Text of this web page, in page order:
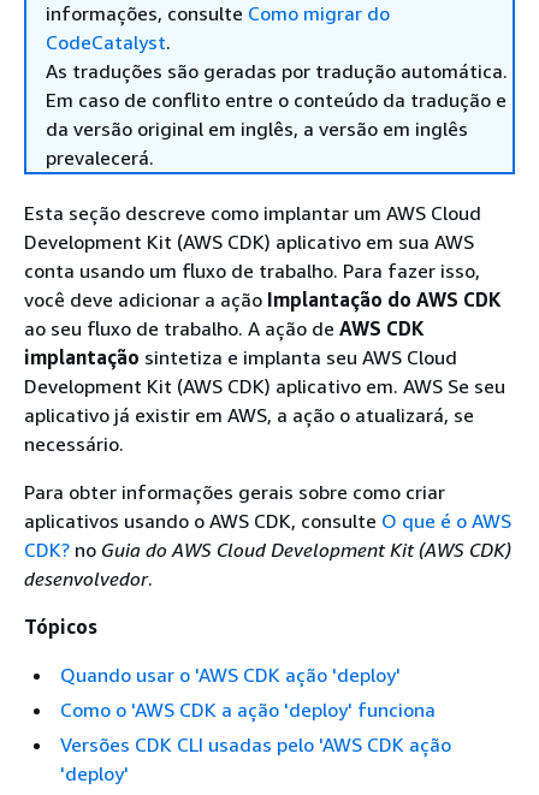
informações, consulte Como migrar do
CodeCatalyst.
As traduções são geradas por tradução automática.
Em caso de conflito entre o conteúdo da tradução e
da versão original em inglês, a versão em inglês
prevalecerá.
Esta seção descreve como implantar um AWS Cloud
Development Kit (AWS CDK) aplicativo em sua AWS
conta usando um fluxo de trabalho. Para fazer isso,
você deve adicionar a ação Implantação do AWS CDK
ao seu fluxo de trabalho. A ação de AWS CDK
implantação sintetiza e implanta seu AWS Cloud
Development Kit (AWS CDK) aplicativo em. AWS Se seu
aplicativo já existir em AWS, a ação o atualizará, se
necessário.
Para obter informações gerais sobre como criar
aplicativos usando o AWS CDK, consulte O que é o AWS
CDK? no Guia do AWS Cloud Development Kit (AWS CDK)
desenvolvedor.
Tópicos
Quando usar o 'AWS CDK ação 'deploy'
Como o 'AWS CDK a ação 'deploy' funciona
Versões CDK CLI usadas pelo 'AWS CDK ação
'deploy'